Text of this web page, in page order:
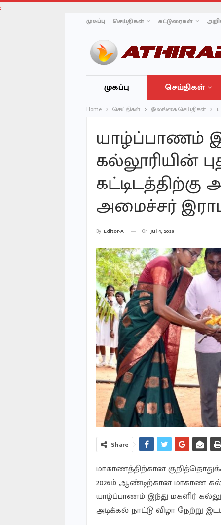
;
முகப்பு செய்திகள் கட்டுரைகள்
முகப்பு செய்திகள்
Home செய்திகள் இலங்கை செய்திகள்
யாழ்ப்பாணம்
கல்லூரியின்
கட்டிடத்திற்கு
அமைச்சர்
By Editor-A On Jul 4, 2026
Share
மாகாணத்திற்கான
2026ம் ஆண்டிற்கான மாகாண
யாழ்ப்பாணம் இந்து மகளிர்
அடிக்கல் நாட்டு விழா நேற்று